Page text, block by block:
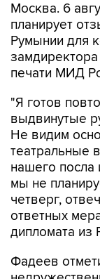
Москва. 6
планирует
Румынии для
печати МИД
"Я готов
выдвинутые
Не видим
театральные
нашего посла
мы не
четверг,
ответных
дипломата из
Фадеев